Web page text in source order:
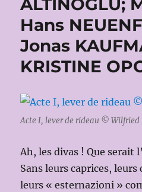
ALTINOGLU;
Hans
Jonas
KRISTINE
Acte I, lever de rideau © Wilfried
Ah, les divas ! Que serait
Sans leurs caprices, leurs
leurs « esternazioni »